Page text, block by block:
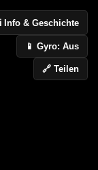
ℹ️ Info & Geschichte
📱 Gyro: Aus
🔗 Teilen